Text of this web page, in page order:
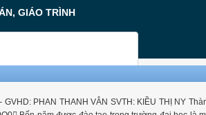
GIÁO TRÌNH
PHAN THANH VÂN SVTH: KIỀU THỊ NY